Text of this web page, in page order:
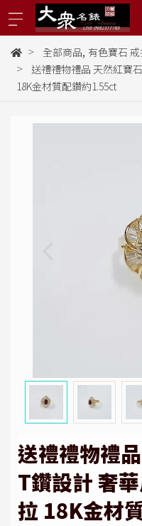
全部商品, 有色寶石
送禮禮物禮品 天然紅寶
18K金材質配鑽約1.55ct
送禮禮物禮
T鑽設計 奢
拉 18K金材